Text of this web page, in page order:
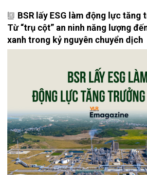
BSR lấy ESG làm động lực tăng
Từ “trụ cột” an ninh năng lượng
xanh trong kỷ nguyên chuyển dịch